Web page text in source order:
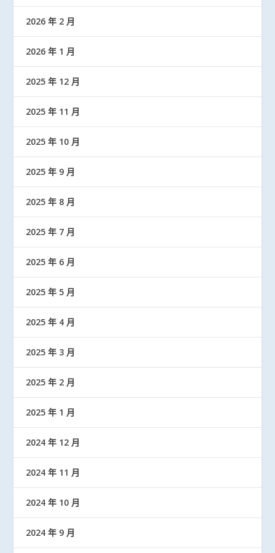
2026 年 2 月
2026 年 1 月
2025 年 12 月
2025 年 11 月
2025 年 10 月
2025 年 9 月
2025 年 8 月
2025 年 7 月
2025 年 6 月
2025 年 5 月
2025 年 4 月
2025 年 3 月
2025 年 2 月
2025 年 1 月
2024 年 12 月
2024 年 11 月
2024 年 10 月
2024 年 9 月